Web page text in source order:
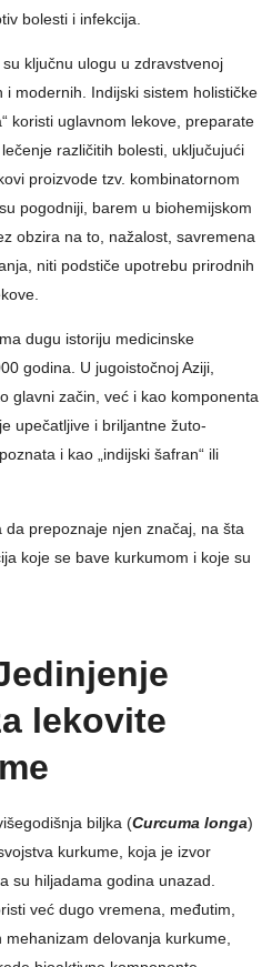
bolesti i infekcija.
ključnu ulogu u zdravstvenoj
modernih. Indijski sistem holističke
koristi uglavnom lekove, preparate
različitih bolesti, uključujući
proizvode tzv. kombinatornom
pogodniji, barem u biohemijskom
obzira na to, nažalost, savremena
niti podstiče upotrebu prirodnih
dugu istoriju medicinske
godina. U jugoistočnoj Aziji,
glavni začin, već i kao komponenta
upečatljive i briljantne žuto-
i kao „indijski šafran“ ili
prepoznaje njen značaj, na šta
koje se bave kurkumom i koje su
lekovite
biljka (Curcuma longa)
kurkume, koja je izvor
su hiljadama godina unazad.
već dugo vremena, međutim,
delovanja kurkume,